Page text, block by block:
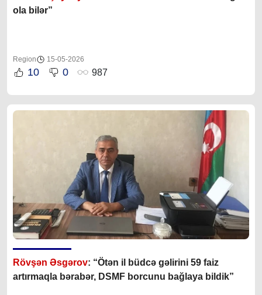
ola bilər”
Region 15-05-2026
10 0 987
Rövşən Əsgərov: “Ötən il büdcə gəlirini 59 faiz
artırmaqla bərabər, DSMF borcunu bağlaya bildik”